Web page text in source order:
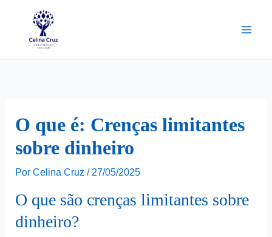
O que é: Crenças limitantes
sobre dinheiro
Por Celina Cruz / 27/05/2025
O que são crenças limitantes sobre
dinheiro?